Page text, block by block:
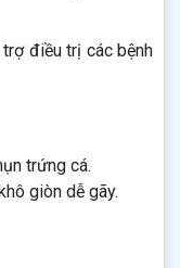
điều trị các bệnh
trứng cá.
giòn dễ gãy.